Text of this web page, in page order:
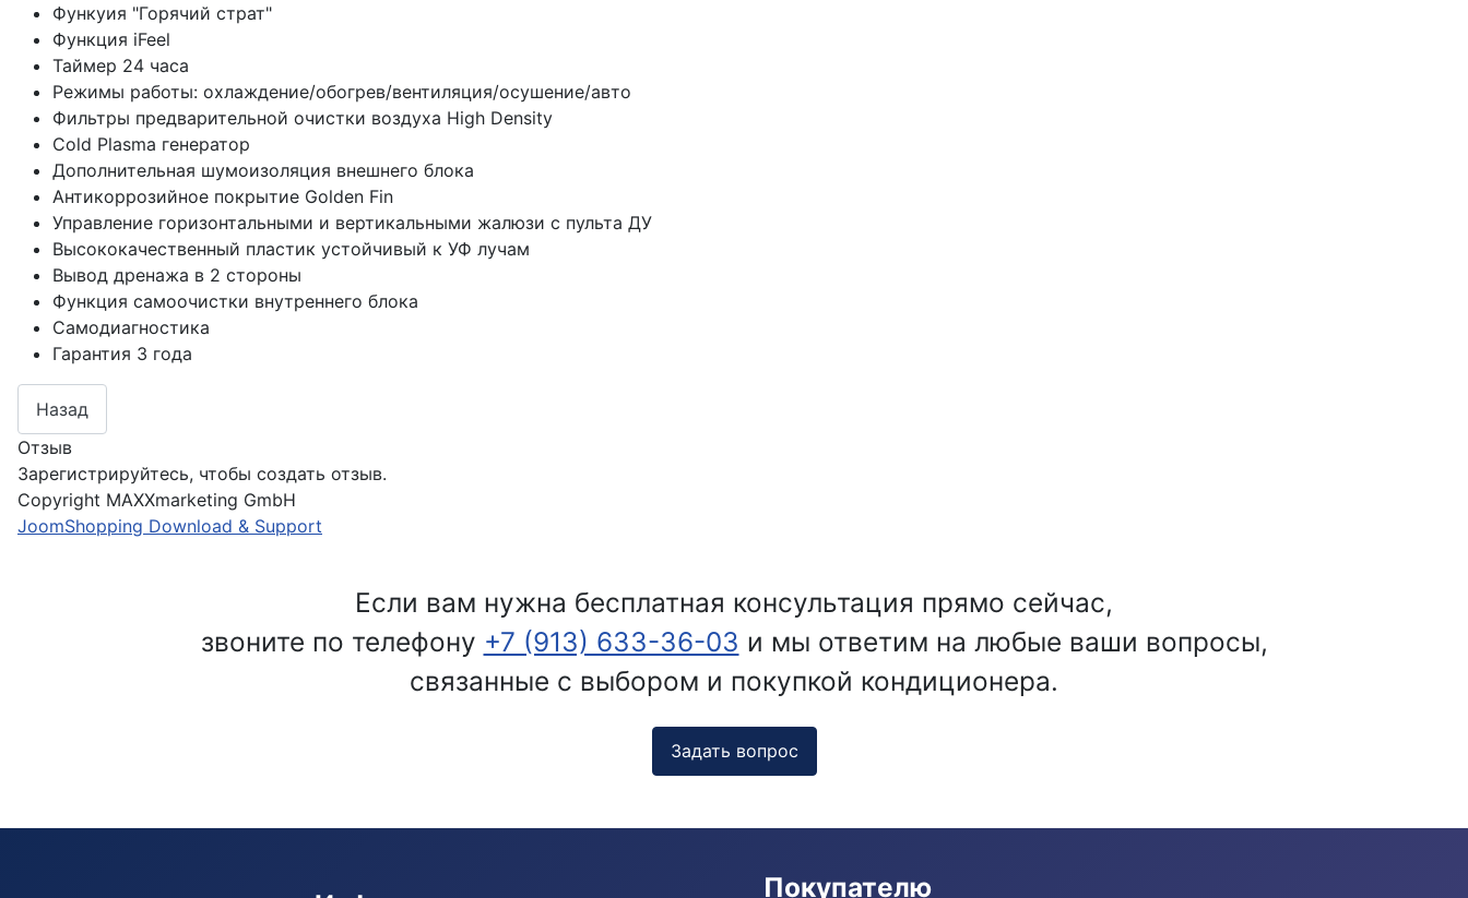
Функуия "Горячий страт"
Функция iFeel
Таймер 24 часа
Режимы работы: охлаждение/обогрев/вентиляция/осушение/авто
Фильтры предварительной очистки воздуха High Density
Cold Plasma генератор
Дополнительная шумоизоляция внешнего блока
Антикоррозийное покрытие Golden Fin
Управление горизонтальными и вертикальными жалюзи с пульта ДУ
Высококачественный пластик устойчивый к УФ лучам
Вывод дренажа в 2 стороны
Функция самоочистки внутреннего блока
Самодиагностика
Гарантия 3 года
Отзыв
Зарегистрируйтесь, чтобы создать отзыв.
Copyright MAXXmarketing GmbH
JoomShopping Download & Support
Если вам нужна бесплатная консультация прямо сейчас,
звоните по телефону +7 (913) 633-36-03 и мы ответим на любые ваши вопросы,
связанные с выбором и покупкой кондиционера.
Задать вопрос
Покупателю